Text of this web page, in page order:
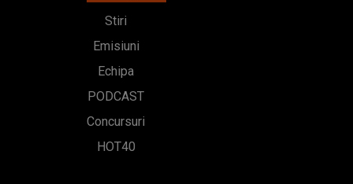
Stiri
Emisiuni
Echipa
PODCAST
Concursuri
HOT40